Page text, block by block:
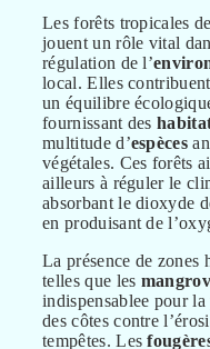
Les forêts tropicales
jouent un rôle vital
régulation de l’
local. Elles
un équilibre
fournissant des
multitude d’espèces
végétales. Ces forêts
ailleurs à réguler le
absorbant le dioxyde
en produisant de
La présence de zones
telles que les
indispensablee pour la
des côtes contre
tempêtes. Les